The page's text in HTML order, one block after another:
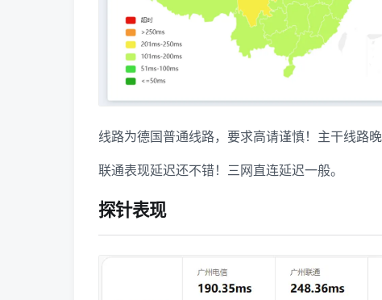
线路为德国普通线路，要求高请谨慎！主干线路晚
联通表现延迟还不错！三网直连延迟一般。
探针表现